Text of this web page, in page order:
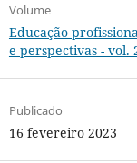
Volume
Educação
e perspectivas - vol.
Publicado
16 fevereiro 2023